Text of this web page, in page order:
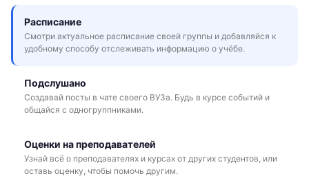
Расписание
Смотри актуальное расписание своей группы и добавляйся к
удобному способу отслеживать информацию о учёбе.
Подслушано
Создавай посты в чате своего ВУЗа. Будь в курсе событий и
общайся с одногруппниками.
Оценки на преподавателей
Узнай всё о преподавателях и курсах от других студентов, или
оставь оценку, чтобы помочь другим.